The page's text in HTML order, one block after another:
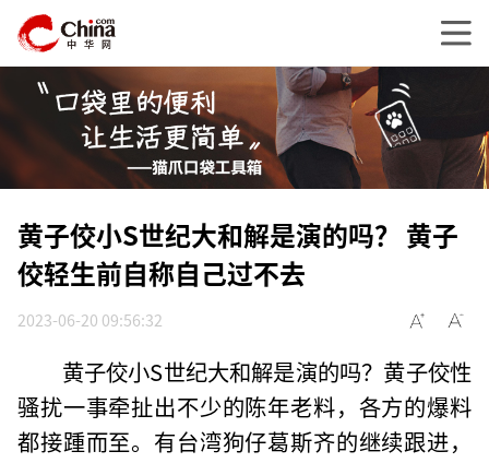
黄子佼小S世纪大和解是演的吗？ 黄子
佼轻生前自称自己过不去
2023-06-20 09:56:32
黄子佼小S世纪大和解是演的吗？黄子佼性
骚扰一事牵扯出不少的陈年老料，各方的爆料
都接踵而至。有台湾狗仔葛斯齐的继续跟进，